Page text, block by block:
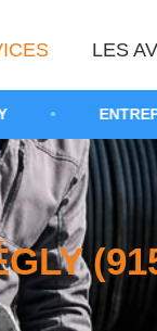
LES
DE